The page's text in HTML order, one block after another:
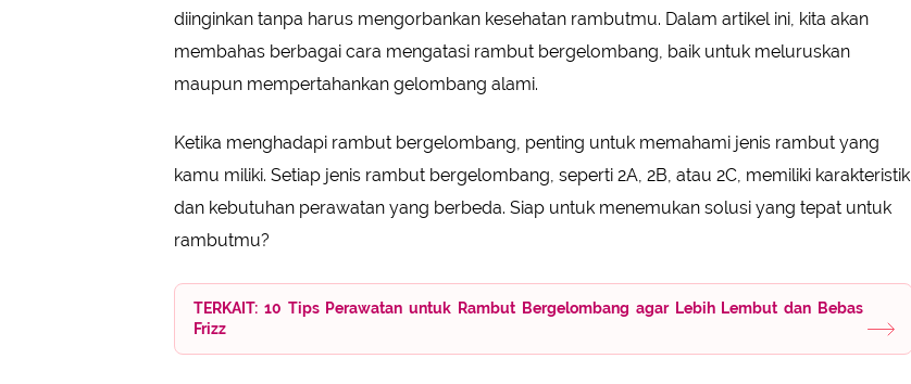
diinginkan tanpa harus mengorbankan kesehatan rambutmu. Dalam artikel ini, kita akan
membahas berbagai cara mengatasi rambut bergelombang, baik untuk meluruskan
maupun mempertahankan gelombang alami.
Ketika menghadapi rambut bergelombang, penting untuk memahami jenis rambut yang
kamu miliki. Setiap jenis rambut bergelombang, seperti 2A, 2B, atau 2C, memiliki karakteristik
dan kebutuhan perawatan yang berbeda. Siap untuk menemukan solusi yang tepat untuk
rambutmu?
TERKAIT: 10 Tips Perawatan untuk Rambut Bergelombang agar Lebih Lembut dan Bebas
Frizz